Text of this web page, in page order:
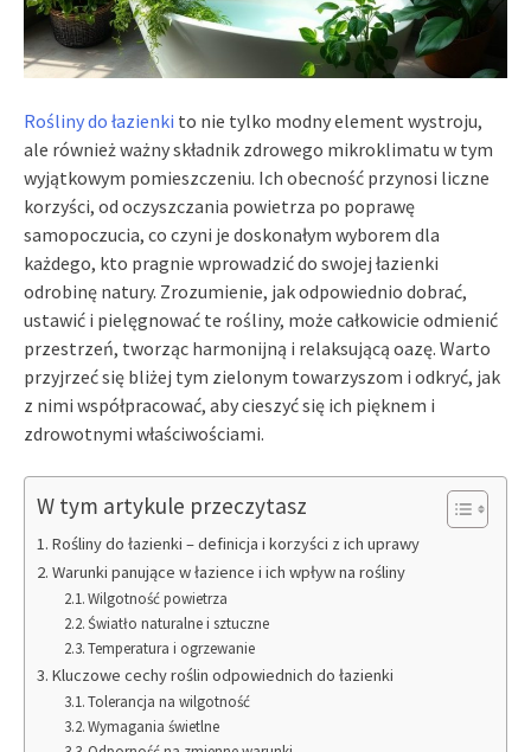
Rośliny do łazienki to nie tylko modny element wystroju,
ale również ważny składnik zdrowego mikroklimatu w tym
wyjątkowym pomieszczeniu. Ich obecność przynosi liczne
korzyści, od oczyszczania powietrza po poprawę
samopoczucia, co czyni je doskonałym wyborem dla
każdego, kto pragnie wprowadzić do swojej łazienki
odrobinę natury. Zrozumienie, jak odpowiednio dobrać,
ustawić i pielęgnować te rośliny, może całkowicie odmienić
przestrzeń, tworząc harmonijną i relaksującą oazę. Warto
przyjrzeć się bliżej tym zielonym towarzyszom i odkryć, jak
z nimi współpracować, aby cieszyć się ich pięknem i
zdrowotnymi właściwościami.
W tym artykule przeczytasz
Rośliny do łazienki – definicja i korzyści z ich uprawy
Warunki panujące w łazience i ich wpływ na rośliny
Wilgotność powietrza
Światło naturalne i sztuczne
Temperatura i ogrzewanie
Kluczowe cechy roślin odpowiednich do łazienki
Tolerancja na wilgotność
Wymagania świetlne